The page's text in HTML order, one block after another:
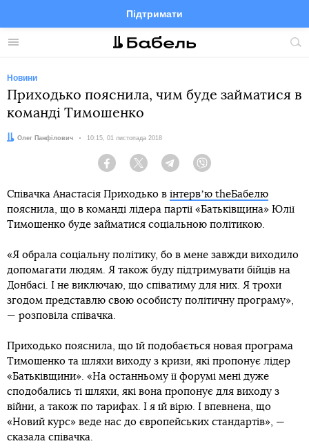
Меню
Підтримати
FacebookTelegramTwitter
Новини
Приходько пояснила, чим буде займатися в
команді Тимошенко
Автор:
Олег Панфілович Дата:
10:15, 01 листопада 2018
Facebook Twitter Telegram
Співачка Анастасія Приходько в інтервʼю theБабелю
пояснила, що в команді лідера партії «Батьківщина» Юлії
Тимошенко буде займатися соціальною політикою.
«Я обрала соціальну політику, бо в мене завжди виходило
допомагати людям. Я також буду підтримувати бійців на
Донбасі. І не виключаю, що співатиму для них. Я трохи
згодом представлю свою особисту політичну програму»,
— розповіла співачка.
Приходько пояснила, що їй подобається новая програма
Тимошенко та шляхи виходу з кризи, які пропонує лідер
«Батьківщини». «На останньому її форумі мені дуже
сподобались ті шляхи, які вона пропонує для виходу з
війни, а також по тарифах. І я їй вірю. І впевнена, що
«Новий курс» веде нас до європейських стандартів», —
сказала співачка.